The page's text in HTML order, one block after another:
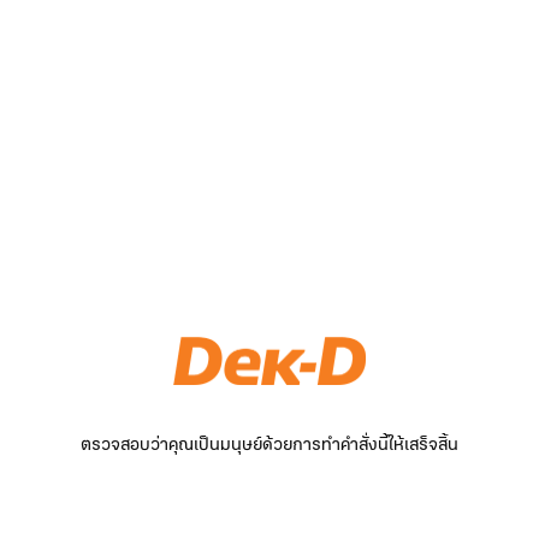
ตรวจสอบว่าคุณเป็นมนุษย์ด้วยการทำคำสั่งนี้ให้เสร็จสิ้น